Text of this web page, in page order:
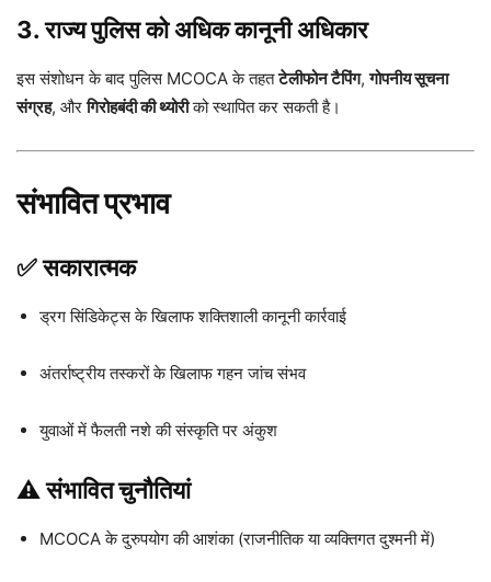
3.राज्य पुलिस को अधिक कानूनी अधिकार
इस संशोधन के बाद पुलिस MCOCA के तहतटेलीफोन टैपिंग,गोपनीय सूचना
संग्रह, औरगिरोहबंदी की थ्योरीको स्थापित कर सकती है।
संभावित प्रभाव
✅सकारात्मक
ड्रग सिंडिकेट्स के खिलाफ शक्तिशाली कानूनी कार्रवाई
अंतर्राष्ट्रीय तस्करों के खिलाफ गहन जांच संभव
युवाओं में फैलती नशे की संस्कृति पर अंकुश
⚠️संभावित चुनौतियां
MCOCA के दुरुपयोग की आशंका (राजनीतिक या व्यक्तिगत दुश्मनी में)